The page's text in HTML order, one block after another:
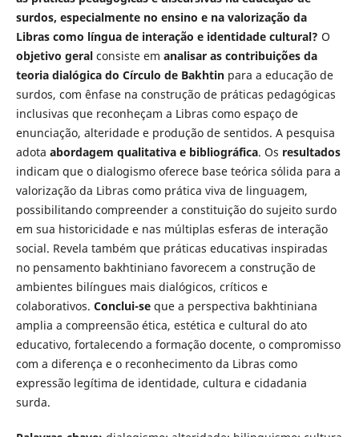
surdos, especialmente no ensino e na valorização da
Libras como língua de interação e identidade cultural? O
objetivo geralconsiste em analisar as contribuições da
teoria dialógica do Círculo de Bakhtinpara a educação de
surdos, com ênfase na construção de práticas pedagógicas
inclusivas que reconheçam a Libras como espaço de
enunciação, alteridade e produção de sentidos. A pesquisa
adota abordagem qualitativa e bibliográfica. Os resultados
indicam que o dialogismo oferece base teórica sólida para a
valorização da Libras como prática viva de linguagem,
possibilitando compreender a constituição do sujeito surdo
em sua historicidade e nas múltiplas esferas de interação
social. Revela também que práticas educativas inspiradas
no pensamento bakhtiniano favorecem a construção de
ambientes bilíngues mais dialógicos, críticos e
colaborativos. Conclui-seque a perspectiva bakhtiniana
amplia a compreensão ética, estética e cultural do ato
educativo, fortalecendo a formação docente, o compromisso
com a diferença e o reconhecimento da Libras como
expressão legítima de identidade, cultura e cidadania
surda.